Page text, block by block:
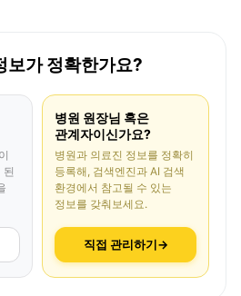
보가 정확한가요?
된
병원 원장님 혹은
관계자이신가요?
병원과 의료진 정보를 정확히
등록해, 검색엔진과 AI 검색
환경에서 참고될 수 있는
정보를 갖춰보세요.
직접 관리하기→